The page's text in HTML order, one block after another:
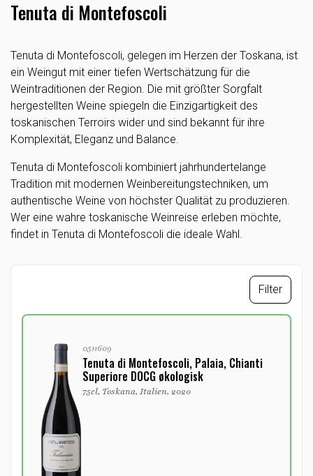
Tenuta di Montefoscoli
Tenuta di Montefoscoli, gelegen im Herzen der Toskana, ist
ein Weingut mit einer tiefen Wertschätzung für die
Weintraditionen der Region. Die mit größter Sorgfalt
hergestellten Weine spiegeln die Einzigartigkeit des
toskanischen Terroirs wider und sind bekannt für ihre
Komplexität, Eleganz und Balance.
Tenuta di Montefoscoli kombiniert jahrhundertelange
Tradition mit modernen Weinbereitungstechniken, um
authentische Weine von höchster Qualität zu produzieren.
Wer eine wahre toskanische Weinreise erleben möchte,
findet in Tenuta di Montefoscoli die ideale Wahl.
Filter
0511609
Tenuta di Montefoscoli, Palaia, Chianti
Superiore DOCG økologisk
75cl, Toskana, Italien, 2020